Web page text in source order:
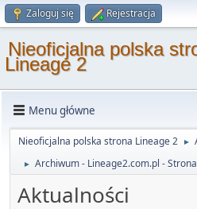
Zaloguj się Rejestracja
Nieoficjalna polska
Lineage 2
Menu główne
Nieoficjalna polska strona Lineage 2 ►
► Archiwum - Lineage2.com.pl - Strona
Aktualności